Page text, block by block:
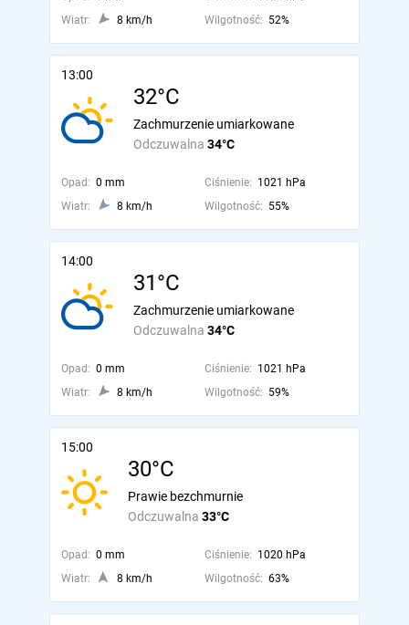
Wiatr:
8 km/h Wilgotność: 52%
13:00
32°C
Odczuwalna 34°C
Zachmurzenie umiarkowane
Opad: 0 mm Ciśnienie: 1021 hPa
Wiatr:
8 km/h Wilgotność: 55%
14:00
31°C
Odczuwalna 34°C
Zachmurzenie umiarkowane
Opad: 0 mm Ciśnienie: 1021 hPa
Wiatr:
8 km/h Wilgotność: 59%
15:00
30°C
Odczuwalna 33°C
Prawie bezchmurnie
Opad: 0 mm Ciśnienie: 1020 hPa
Wiatr:
8 km/h Wilgotność: 63%